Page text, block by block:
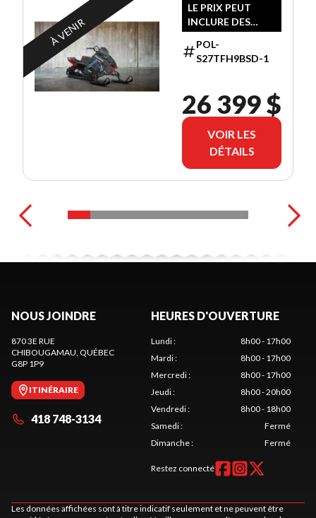
À VENIR
LE PRIX PEUT
INCLURE DES
FRAIS
SUPPLÉMENTAIRE
POL-
S27TFH9BSD-1
26 399 $
VOIR LES
DÉTAILS
NOUS JOINDRE
870 3E RUE
CHIBOUGAMAU, QUÉBEC
G8P 1P9
ITINÉRAIRE
418 748-3134
HEURES D'OUVERTURE
Lundi:
8h00 - 17h00
Mardi:
8h00 - 17h00
Mercredi:
8h00 - 17h00
Jeudi:
8h00 - 20h00
Vendredi:
8h00 - 18h00
Samedi:
Fermé
Dimanche: Fermé
Restez connecté
Les données affichées sont à titre indicatif seulement et ne peuvent être